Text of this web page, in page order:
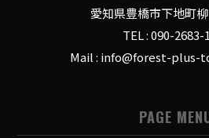
愛知県豊橋市下地町
TEL : 090-2683-
Mail : info@forest-plus-
PAGE